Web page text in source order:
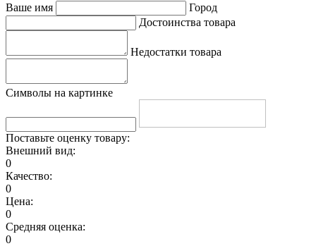
Ваше имя
Город
Достоинства товара
Недостатки товара
Символы на картинке
Поставьте оценку товару:
Внешний вид:
0
Качество:
0
Цена:
0
Средняя оценка:
0